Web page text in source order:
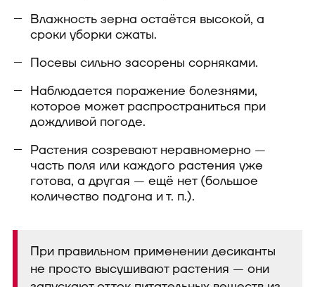
Влажность зерна остаётся высокой, а
сроки уборки сжаты.
Посевы сильно засорены сорняками.
Наблюдается поражение болезнями,
которое может распространиться при
дождливой погоде.
Растения созревают неравномерно —
часть поля или каждого растения уже
готова, а другая — ещё нет (большое
количество подгона и т. п.).
При правильном применении десиканты
не просто высушивают растения — они